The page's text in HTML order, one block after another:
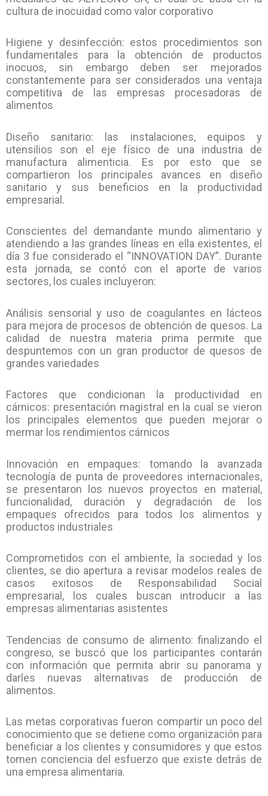
cultura de inocuidad como valor corporativo
Higiene y desinfección: estos procedimientos son
fundamentales para la obtención de productos
inocuos, sin embargo deben ser mejorados
constantemente para ser considerados una ventaja
competitiva de las empresas procesadoras de
alimentos
Diseño sanitario: las instalaciones, equipos y
utensilios son el eje físico de una industria de
manufactura alimenticia. Es por esto que se
compartieron los principales avances en diseño
sanitario y sus beneficios en la productividad
empresarial.
Conscientes del demandante mundo alimentario y
atendiendo a las grandes líneas en ella existentes, el
día 3 fue considerado el “INNOVATION DAY”. Durante
esta jornada, se contó con el aporte de varios
sectores, los cuales incluyeron:
Análisis sensorial y uso de coagulantes en lácteos
para mejora de procesos de obtención de quesos. La
calidad de nuestra materia prima permite que
despuntemos con un gran productor de quesos de
grandes variedades
Factores que condicionan la productividad en
cárnicos: presentación magistral en la cual se vieron
los principales elementos que pueden mejorar o
mermar los rendimientos cárnicos
Innovación en empaques: tomando la avanzada
tecnología de punta de proveedores internacionales,
se presentaron los nuevos proyectos en material,
funcionalidad, duración y degradación de los
empaques ofrecidos para todos los alimentos y
productos industriales
Comprometidos con el ambiente, la sociedad y los
clientes, se dio apertura a revisar modelos reales de
casos exitosos de Responsabilidad Social
empresarial, los cuales buscan introducir a las
empresas alimentarias asistentes
Tendencias de consumo de alimento: finalizando el
congreso, se buscó que los participantes contarán
con información que permita abrir su panorama y
darles nuevas alternativas de producción de
alimentos.
Las metas corporativas fueron compartir un poco del
conocimiento que se detiene como organización para
beneficiar a los clientes y consumidores y que estos
tomen conciencia del esfuerzo que existe detrás de
una empresa alimentaria.